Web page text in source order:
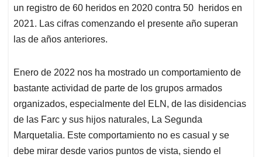
un registro de 60 heridos en 2020 contra 50 heridos en
2021. Las cifras comenzando el presente año superan
las de años anteriores.
Enero de 2022 nos ha mostrado un comportamiento de
bastante actividad de parte de los grupos armados
organizados, especialmente del ELN, de las disidencias
de las Farc y sus hijos naturales, La Segunda
Marquetalia. Este comportamiento no es casual y se
debe mirar desde varios puntos de vista, siendo el